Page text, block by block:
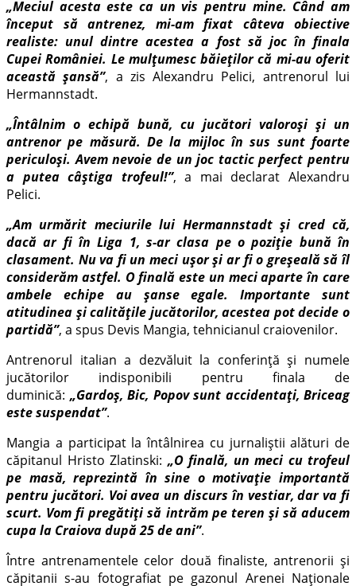
„Meciul acesta este ca un vis pentru mine. Când am
început să antrenez, mi-am fixat câteva obiective
realiste: unul dintre acestea a fost să joc în finala
Cupei României. Le mulțumesc băieților că mi-au oferit
această șansă”, a zis Alexandru Pelici, antrenorul lui
Hermannstadt.
„Întâlnim o echipă bună, cu jucători valoroși și un
antrenor pe măsură. De la mijloc în sus sunt foarte
periculoși. Avem nevoie de un joc tactic perfect pentru
a putea câștiga trofeul!”, a mai declarat Alexandru
Pelici.
„Am urmărit meciurile lui Hermannstadt și cred că,
dacă ar fi în Liga 1, s-ar clasa pe o poziție bună în
clasament. Nu va fi un meci ușor și ar fi o greșeală să îl
considerăm astfel. O finală este un meci aparte în care
ambele echipe au șanse egale. Importante sunt
atitudinea și calitățile jucătorilor, acestea pot decide o
partidă”, a spus Devis Mangia, tehnicianul craiovenilor.
Antrenorul italian a dezvăluit la conferință și numele
jucătorilor indisponibili pentru finala de
duminică: „Gardoș, Bic, Popov sunt accidentați, Briceag
este suspendat”.
Mangia a participat la întâlnirea cu jurnaliștii alături de
căpitanul Hristo Zlatinski: „O finală, un meci cu trofeul
pe masă, reprezintă în sine o motivație importantă
pentru jucători. Voi avea un discurs în vestiar, dar va fi
scurt. Vom fi pregătiți să intrăm pe teren și să aducem
cupa la Craiova după 25 de ani”.
Între antrenamentele celor două finaliste, antrenorii și
căpitanii s-au fotografiat pe gazonul Arenei Naționale